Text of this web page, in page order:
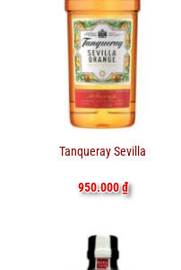
Tanqueray Sevilla
950.000₫